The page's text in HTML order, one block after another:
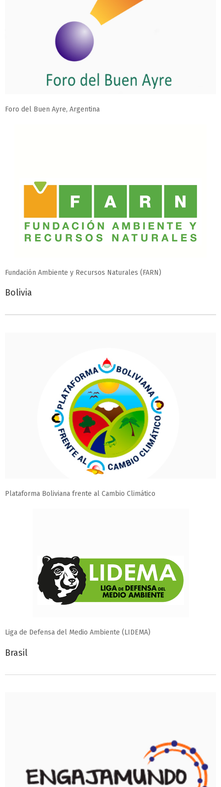
Foro del Buen Ayre, Argentina
Fundación Ambiente y Recursos Naturales (FARN)
Bolivia
Plataforma Boliviana frente al Cambio Climático
Liga de Defensa del Medio Ambiente (LIDEMA)
Brasil